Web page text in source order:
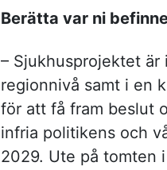
Berätta var ni
– Sjukhusprojektet är
regionnivå samt i en
för att få fram beslut
infria politikens och
2029. Ute på tomten